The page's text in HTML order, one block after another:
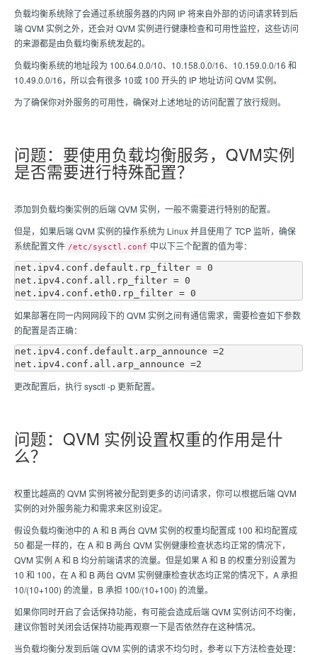
负载均衡系统除了会通过系统服务器的内网 IP 将来自外部的访问请求转到后
端 QVM 实例之外，还会对 QVM 实例进行健康检查和可用性监控，这些访问
的来源都是由负载均衡系统发起的。
负载均衡系统的地址段为 100.64.0.0/10、10.158.0.0/16、10.159.0.0/16 和
10.49.0.0/16，所以会有很多 10或 100 开头的 IP 地址访问 QVM 实例。
为了确保你对外服务的可用性，确保对上述地址的访问配置了放行规则。
问题：要使用负载均衡服务，QVM实例
是否需要进行特殊配置？
添加到负载均衡实例的后端 QVM 实例，一般不需要进行特别的配置。
但是，如果后端 QVM 实例的操作系统为 Linux 并且使用了 TCP 监听，确保
系统配置文件 /etc/sysctl.conf 中以下三个配置的值为零：
net.ipv4.conf.default.rp_filter = 0
net.ipv4.conf.all.rp_filter = 0
如果部署在同一内网网段下的 QVM 实例之间有通信需求，需要检查如下参数
的配置是否正确：
net.ipv4.conf.default.arp_announce =2
更改配置后，执行 sysctl -p 更新配置。
问题：QVM 实例设置权重的作用是什
么？
权重比越高的 QVM 实例将被分配到更多的访问请求，你可以根据后端 QVM
实例的对外服务能力和需求来区别设定。
假设负载均衡池中的 A 和 B 两台 QVM 实例的权重均配置成 100 和均配置成
50 都是一样的，在 A 和 B 两台 QVM 实例健康检查状态均正常的情况下，
QVM 实例 A 和 B 均分前端请求的流量。但是如果 A 和 B 的权重分别设置为
10 和 100，在 A 和 B 两台 QVM 实例健康检查状态均正常的情况下，A 承担
10/(10+100) 的流量，B 承担 100/(10+100) 的流量。
如果你同时开启了会话保持功能，有可能会造成后端 QVM 实例访问不均衡，
建议你暂时关闭会话保持功能再观察一下是否依然存在这种情况。
当负载均衡分发到后端 QVM 实例的请求不均匀时，参考以下方法检查处理：